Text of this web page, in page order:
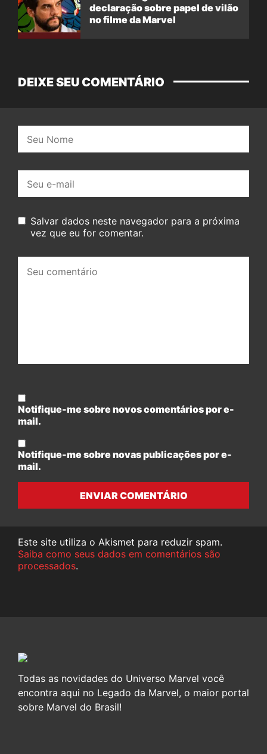
declaração sobre papel de vilão
no filme da Marvel
DEIXE SEU COMENTÁRIO
mail:
Salvar dados neste navegador para a próxima
vez que eu for comentar.
comentário:
Notifique-me sobre novos comentários por e-
mail.
Notifique-me sobre novas publicações por e-
mail.
ENVIAR COMENTÁRIO
Este site utiliza o Akismet para reduzir spam.
Saiba como seus dados em comentários são
processados.
Todas as novidades do Universo Marvel você
encontra aqui no Legado da Marvel, o maior portal
sobre Marvel do Brasil!